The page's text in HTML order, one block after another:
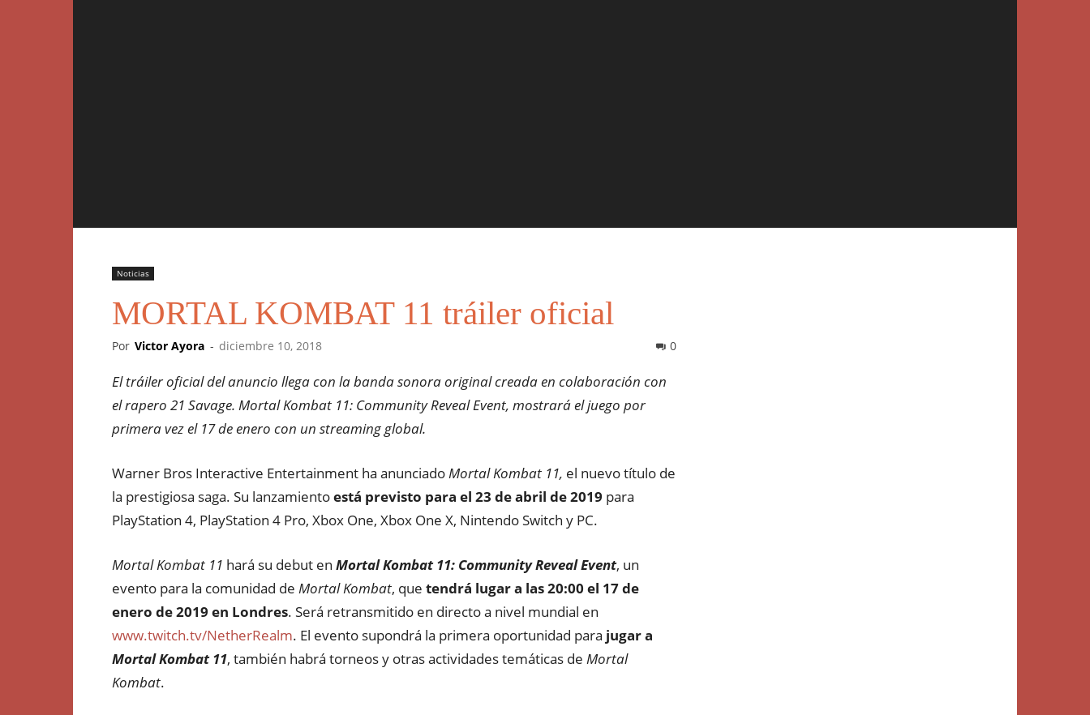
Noticias
MORTAL KOMBAT 11 tráiler oficial
Por Victor Ayora - diciembre 10, 2018 0
El tráiler oficial del anuncio llega con la banda sonora originalcreada en colaboración con
el rapero 21 Savage. Mortal Kombat 11: Community Reveal Event, mostrará el juego por
primera vez el 17 de enero con un streaming global.
Warner Bros Interactive Entertainment ha anunciadoMortal Kombat 11, el nuevo título de
la prestigiosa saga. Su lanzamientoestá previsto para el 23 de abril de 2019 para
PlayStation 4, PlayStation 4 Pro, Xbox One, Xbox One X, Nintendo Switch y PC.
Mortal Kombat 11 hará su debut en Mortal Kombat 11: Community Reveal Event, un
evento para la comunidad de Mortal Kombat, que tendrá lugar a las 20:00 el 17 de
enero de 2019 en Londres. Será retransmitido en directo a nivel mundial en
www.twitch.tv/NetherRealm. El evento supondrá la primera oportunidad para jugar a
Mortal Kombat 11, también habrá torneos y otras actividades temáticas de Mortal
Kombat.